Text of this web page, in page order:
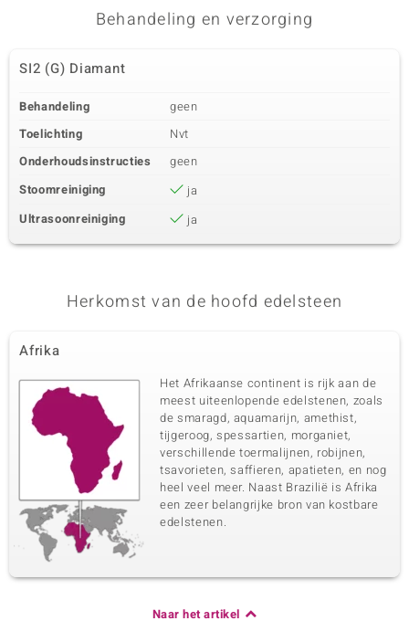
Behandeling en verzorging
SI2 (G) Diamant
Behandeling
geen
Toelichting
Nvt
Onderhoudsinstructies
geen
Stoomreiniging
ja
Ultrasoonreiniging
ja
Herkomst van de hoofd edelsteen
Afrika
Het Afrikaanse continent is rijk aan de
meest uiteenlopende edelstenen, zoals
de smaragd, aquamarijn, amethist,
tijgeroog, spessartien, morganiet,
verschillende toermalijnen, robijnen,
tsavorieten, saffieren, apatieten, en nog
heel veel meer. Naast Brazilië is Afrika
een zeer belangrijke bron van kostbare
edelstenen.
Naar het artikel